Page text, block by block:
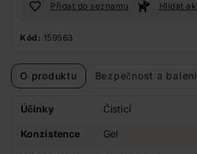
Přidat do seznamu Hlídat
Kód: 159563
O produktu Bezpečnost a balení
Účinky Čistící
Konzistence Gel